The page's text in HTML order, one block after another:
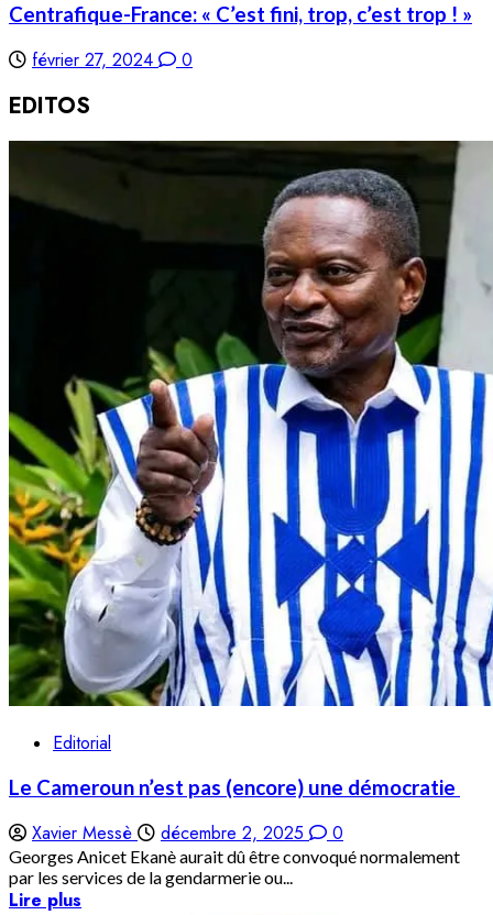
Centrafique-France: « C’est fini, trop, c’est trop ! »
février 27, 2024 0
EDITOS
Editorial
Le Cameroun n’est pas (encore) une démocratie
Xavier Messè décembre 2, 2025 0
Georges Anicet Ekanè aurait dû être convoqué normalement
par les services de la gendarmerie ou...
Lire plus